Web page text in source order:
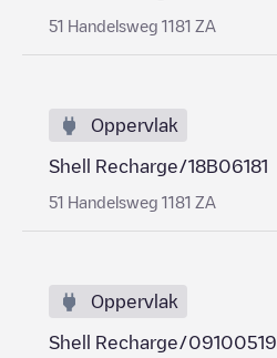
51 Handelsweg 1181 ZA
Oppervlak
Shell Recharge/18B06181
51 Handelsweg 1181 ZA
Oppervlak
Shell Recharge/09100519